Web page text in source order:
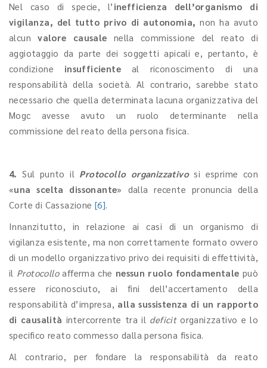
Nel caso di specie, l’ inefficienza dell’organismo di
vigilanza, del tutto privo di autonomia, non ha avuto
alcunvalore causale nella commissione del reato di
aggiotaggio da parte dei soggetti apicali e, pertanto, è
condizione insufficiente al riconoscimento di una
responsabilità della società. Al contrario, sarebbe stato
necessario che quella determinata lacuna organizzativa del
Mogc avesse avuto un ruolo determinante nella
commissione del reato della persona fisica.
4. Sul punto il Protocollo organizzativosi esprime con
«una scelta dissonante»
dalla recente pronuncia della
Corte di Cassazione [6].
Innanzitutto, in relazione ai casi di un organismo di
vigilanza esistente, ma non correttamente formato ovvero
di un modello organizzativo privo dei requisiti di effettività,
il Protocolloafferma che nessun ruolo fondamentale può
essere riconosciuto, ai fini dell’accertamento della
responsabilità d’impresa, alla sussistenza di un rapporto
di causalità intercorrente tra il deficitorganizzativo e lo
specifico reato commesso dalla persona fisica.
Al contrario, per fondare la responsabilità da reato